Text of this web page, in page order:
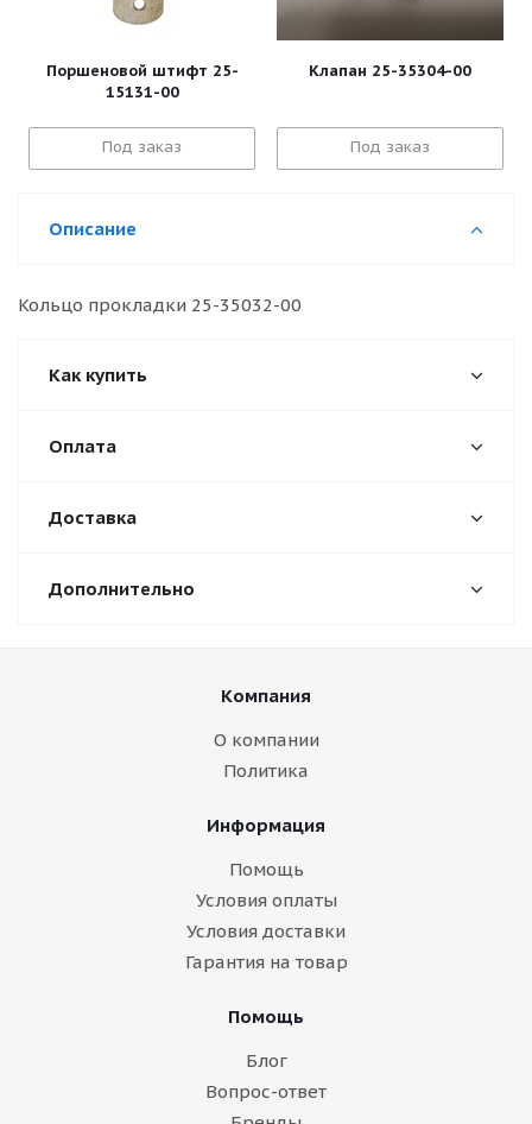
Поршеновой штифт 25-
15131-00
Под заказ
Клапан 25-35304-00
Под заказ
Описание
Кольцо прокладки 25-35032-00
Как купить
Оплата
Доставка
Дополнительно
Компания
О компании
Политика
Информация
Помощь
Условия оплаты
Условия доставки
Гарантия на товар
Помощь
Блог
Вопрос-ответ